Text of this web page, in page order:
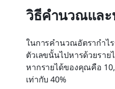
วิธีคำนวณและ
ในการคำนวณอัตรากำไ
ตัวเลขนั้นไปหารด้วยรา
หากรายได้ของคุณคือ
เท่ากับ 40%